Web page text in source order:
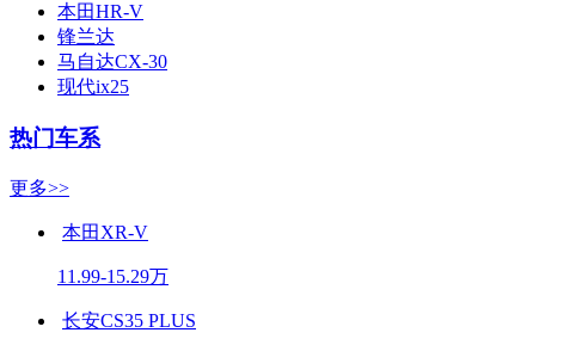
本田HR-V
锋兰达
马自达CX-30
现代ix25
热门车系
更多>>
本田XR-V
11.99-15.29万
长安CS35 PLUS